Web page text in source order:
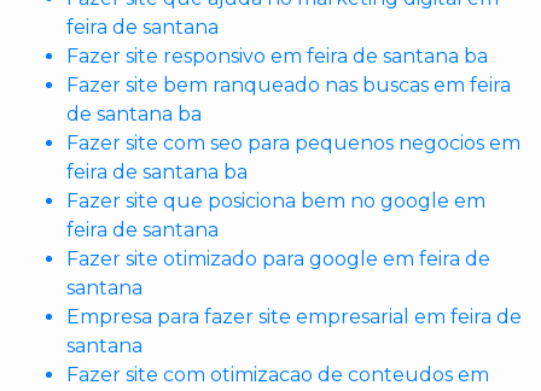
feira de santana
Fazer site responsivo em feira de santana ba
Fazer site bem ranqueado nas buscas em feira
de santana ba
Fazer site com seo para pequenos negocios em
feira de santana ba
Fazer site que posiciona bem no google em
feira de santana
Fazer site otimizado para google em feira de
santana
Empresa para fazer site empresarial em feira de
santana
Fazer site com otimizacao de conteudos em